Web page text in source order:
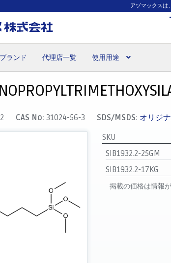
アヅマックスは
ランド 代理店一覧 使用用途
CAS No:31024-56-3 SDS/MSDS: オリジ
SKU
SIB1932.2-25GM
SIB1932.2-17KG
掲載の価格は情報